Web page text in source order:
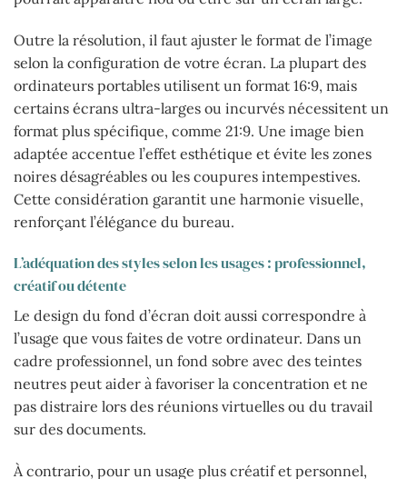
Outre la résolution, il faut ajuster le format de l’image
selon la configuration de votre écran. La plupart des
ordinateurs portables utilisent un format 16:9, mais
certains écrans ultra-larges ou incurvés nécessitent un
format plus spécifique, comme 21:9. Une image bien
adaptée accentue l’effet esthétique et évite les zones
noires désagréables ou les coupures intempestives.
Cette considération garantit une harmonie visuelle,
renforçant l’élégance du bureau.
L’adéquation des styles selon les usages : professionnel,
créatif ou détente
Le design du fond d’écran doit aussi correspondre à
l’usage que vous faites de votre ordinateur. Dans un
cadre professionnel, un fond sobre avec des teintes
neutres peut aider à favoriser la concentration et ne
pas distraire lors des réunions virtuelles ou du travail
sur des documents.
À contrario, pour un usage plus créatif et personnel,